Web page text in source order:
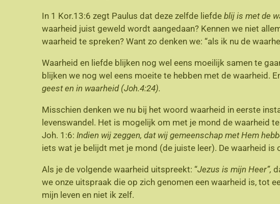
In 1 Kor.13:6 zegt Paulus dat deze zelfde liefde blij is met de
waarheid juist geweld wordt aangedaan? Kennen we niet
waarheid te spreken? Want zo denken we: “als ik nu de
Waarheid en liefde blijken nog wel eens moeilijk samen te
blijken we nog wel eens moeite te hebben met de waarheid.
geest en in waarheid (Joh.4:24).
Misschien denken we nu bij het woord waarheid in eerste
levenswandel. Het is mogelijk om met je mond de waarheid
Joh. 1:6: Indien wij zeggen, dat wij gemeenschap met Hem
iets wat je belijdt met je mond (de juiste leer). De waarheid
Als je de volgende waarheid uitspreekt: “Jezus is mijn Heer”,
we onze uitspraak die op zich genomen een waarheid is, tot
mijn leven en niet ik zelf.